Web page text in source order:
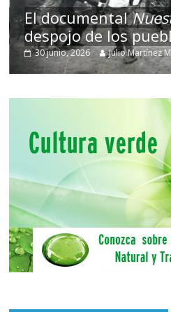
Nuestra tierray el
los pueblos originarios
Julio Martínez Molina 0